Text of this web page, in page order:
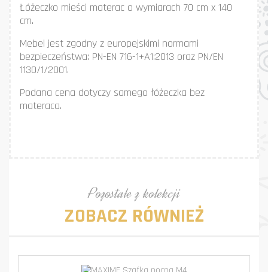
Łóżeczko mieści materac o wymiarach 70 cm x 140
cm.
Mebel jest zgodny z europejskimi normami
bezpieczeństwa: PN-EN 716-1+A1:2013 oraz PN/EN
1130/1/2001.
Podana cena dotyczy samego łóżeczka bez
materaca.
Pozostałe z kolekcji
ZOBACZ RÓWNIEŻ